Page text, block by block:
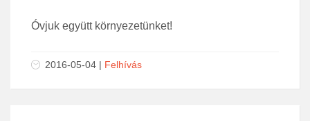
Óvjuk együtt környezetünket!
2016-05-04 | Felhívás